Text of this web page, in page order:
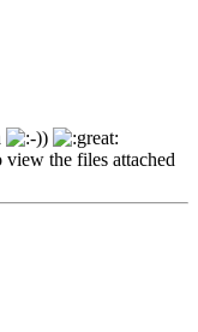
view the files attached